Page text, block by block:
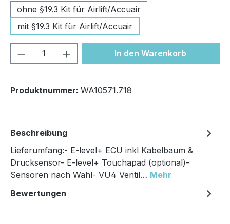
ohne §19.3 Kit für Airlift/Accuair
mit §19.3 Kit für Airlift/Accuair
Produkt Anzahl: Gib denIn den Warenkorb
Produktnummer: WA10571.718
Beschreibung
Lieferumfang:- E-level+ ECU inkl Kabelbaum &
Drucksensor- E-level+ Touchapad (optional)-
Sensoren nach Wahl- VU4 Ventil… Mehr
Bewertungen